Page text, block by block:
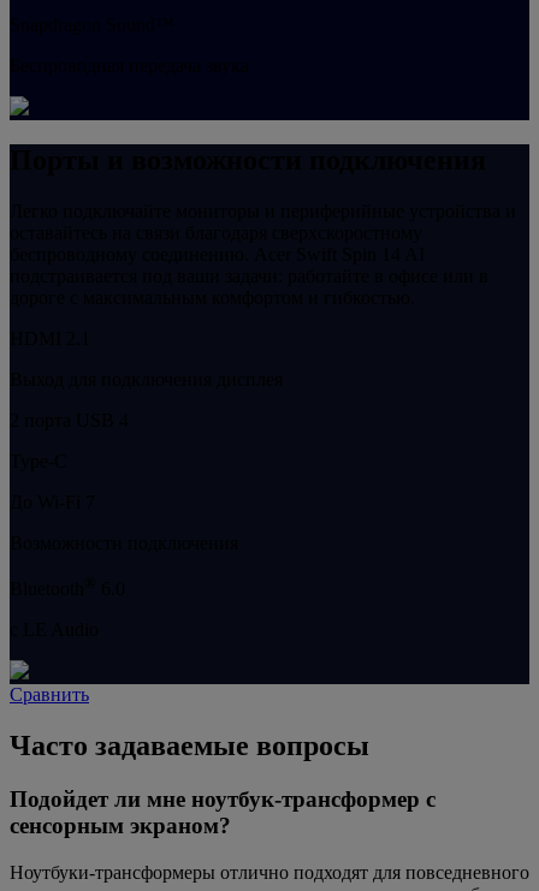
Сравнить
Часто задаваемые вопросы
Подойдет ли мне ноутбук-трансформер с
сенсорным экраном?
Ноутбуки-трансформеры отлично подходят для повседневного